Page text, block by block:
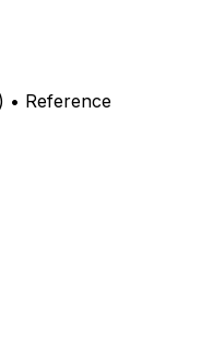
• Reference